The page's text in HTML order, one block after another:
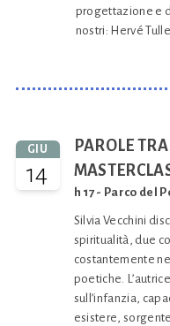
progettazione e
nostri: Hervé
GIU
14
PAROLE
h 17 - Parco del
Silvia Vecchini
spiritualità, due
costantemente
poetiche.
sull’infanzia,
esistere,